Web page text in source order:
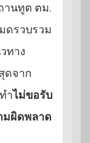
านทูต ตม.
ดรวบรวม
ทาง
ดจาก
ำไม่ขอรับ
มผิดพลาด